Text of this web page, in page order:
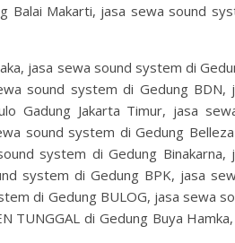
Balai Makarti, jasa sewa sound
jasa sewa sound system di
sound system di Gedung
Gadung Jakarta Timur, jasa
sound system di Gedung
system di Gedung
system di Gedung BPK, jasa
di Gedung BULOG, jasa sewa
TUNGGAL di Gedung Buya